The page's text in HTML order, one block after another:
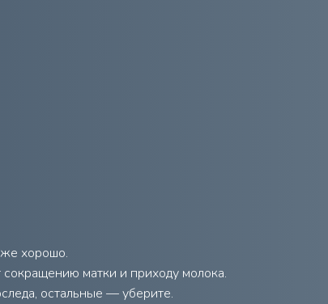
хорошо.
матки и приходу молока.
остальные — уберите.